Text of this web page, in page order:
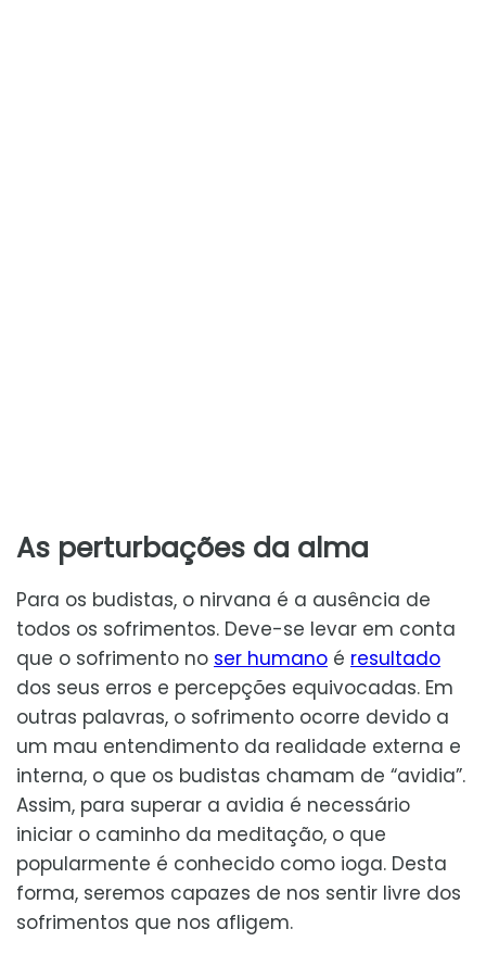
As perturbações da alma
Para os budistas, o nirvana é a ausência de
todos os sofrimentos. Deve-se levar em conta
que o sofrimento no ser humano é resultado
dos seus erros e percepções equivocadas. Em
outras palavras, o sofrimento ocorre devido a
um mau entendimento da realidade externa e
interna, o que os budistas chamam de “avidia”.
Assim, para superar a avidia é necessário
iniciar o caminho da meditação, o que
popularmente é conhecido como ioga. Desta
forma, seremos capazes de nos sentir livre dos
sofrimentos que nos afligem.